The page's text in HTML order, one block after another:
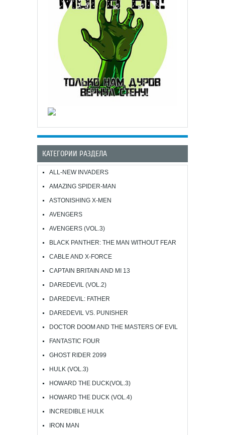
КАТЕГОРИИ РАЗДЕЛА
ALL-NEW INVADERS
AMAZING SPIDER-MAN
ASTONISHING X-MEN
AVENGERS
AVENGERS (VOL.3)
BLACK PANTHER: THE MAN WITHOUT FEAR
CABLE AND X-FORCE
CAPTAIN BRITAIN AND MI 13
DAREDEVIL (VOL.2)
DAREDEVIL: FATHER
DAREDEVIL VS. PUNISHER
DOCTOR DOOM AND THE MASTERS OF EVIL
FANTASTIC FOUR
GHOST RIDER 2099
HULK (VOL.3)
HOWARD THE DUCK(VOL.3)
HOWARD THE DUCK (VOL.4)
INCREDIBLE HULK
IRON MAN